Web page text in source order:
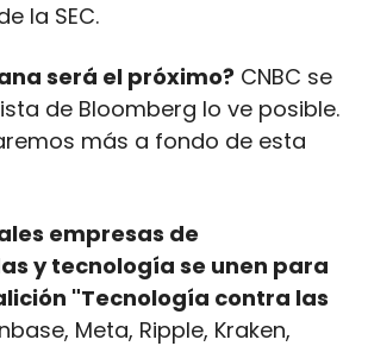
la SEC.
será el próximo? CNBC se
de Bloomberg lo ve posible.
más a fondo de esta
empresas de
y tecnología se unen para
"Tecnología contra las
Meta, Ripple, Kraken,